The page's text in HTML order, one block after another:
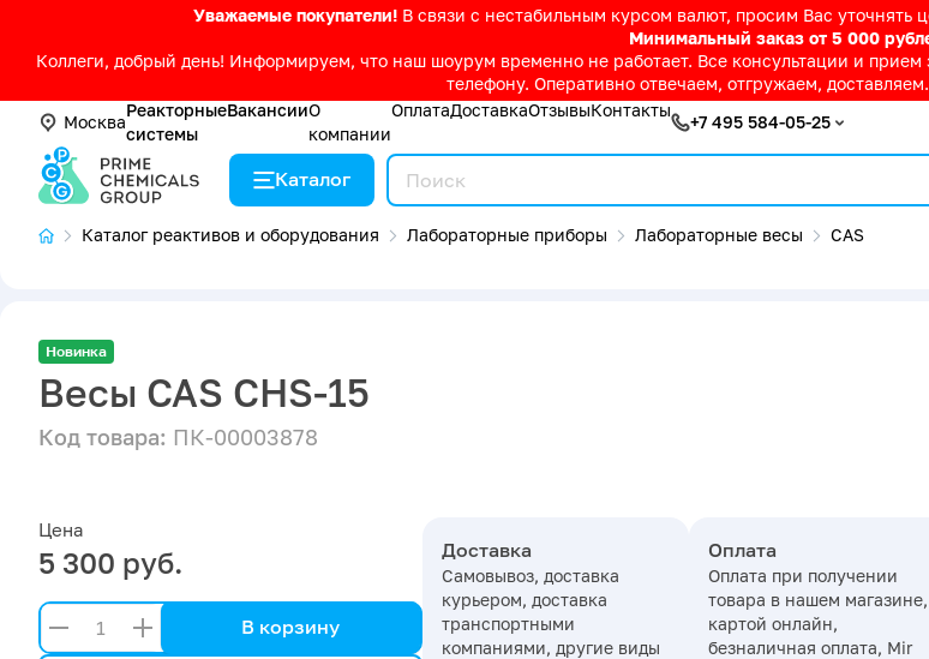
Уважаемые покупатели! В связи с нестабильным курсом валют, просим Вас
Минимальный заказ от 5 000
Коллеги, добрый день! Информируем, что наш шоурум временно не работает. Все консультации и
телефону. Оперативно отвечаем, отгружаем,
Москва
Реакторные
системы
ВакансииО
компании
ОплатаДоставкаОтзывыКонтакты
+7 495 584-05-25
Каталог
Каталог реактивов и оборудования
Лабораторные приборы Лабораторные весы CAS
Новинка
Весы CAS CHS-15
Код товара: ПК-00003878
Цена
5 300 руб.
В корзину
Доставка
Самовывоз, доставка
курьером, доставка
транспортными
компаниями, другие виды
Оплата
Оплата при получении
товара в нашем магазине,
картой онлайн,
безналичная оплата, Mir